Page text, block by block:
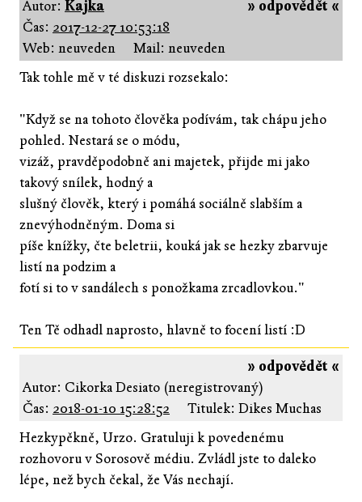
» odpovědět «
Autor: Kajka
Čas: 2017-12-27 10:53:18
Web: neuveden
Mail: neuveden
Tak tohle mě v té diskuzi rozsekalo:
"Když se na tohoto člověka podívám, tak chápu jeho
pohled. Nestará se o módu,
vizáž, pravděpodobně ani majetek, přijde mi jako
takový snílek, hodný a
slušný člověk, který i pomáhá sociálně slabším a
znevýhodněným. Doma si
píše knížky, čte beletrii, kouká jak se hezky zbarvuje
listí na podzim a
fotí si to v sandálech s ponožkama zrcadlovkou."
Ten Tě odhadl naprosto, hlavně to focení listí :D
» odpovědět «
Autor: Cikorka Desiato (neregistrovaný)
Čas: 2018-01-10 15:28:52
Titulek: Dikes Muchas
Hezkypěkně, Urzo. Gratuluji k povedenému
rozhovoru v Sorosově médiu. Zvládl jste to daleko
lépe, než bych čekal, že Vás nechají.